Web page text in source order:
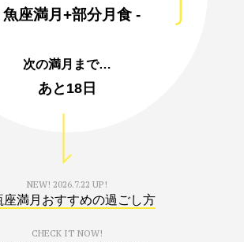
魚座満月+部分月食 -
次の満月まで…
あと 18日
NEW! 2026.7.22 UP!
座満月おすすめの過ごし方
CHECK IT NOW!